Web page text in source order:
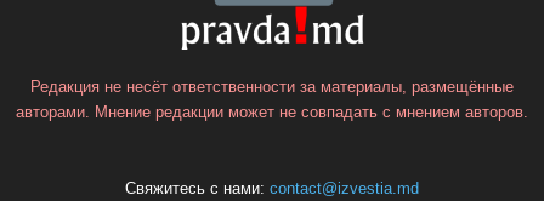
Редакция не несёт ответственности за материалы, размещённые
авторами. Мнение редакции может не совпадать с мнением авторов.
Свяжитесь с нами: contact@izvestia.md